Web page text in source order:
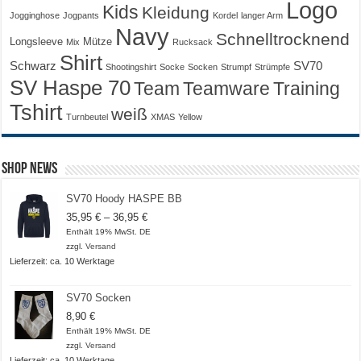
Jogginghose Jogpants Kids Kleidung Kordel langer Arm Logo
Longsleeve Mix Mütze Navy Rucksack Schnelltrocknend
Schwarz Shirt Shootingshirt Socke Socken Strumpf Strümpfe SV70
SV Haspe 70Team Teamware Training
Tshirt Turnbeutel weiß XMAS Yellow
Shop News
SV70 Hoody HASPE BB
35,95€ –36,95€Preisspanne:
35,95 €
Enthält 19% MwSt. DE
zzgl.Versand
Lieferzeit: ca. 10 Werktage
SV70 Socken
8,90€
Enthält 19% MwSt. DE
zzgl.Versand